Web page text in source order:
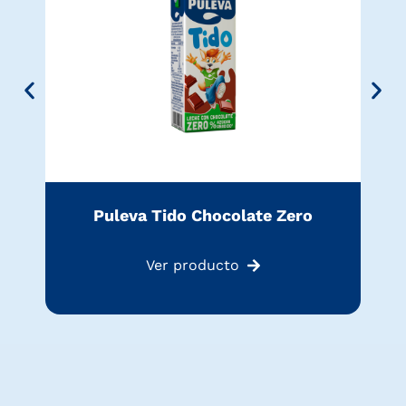
Puleva Tido Chocolate Zero
Ver producto